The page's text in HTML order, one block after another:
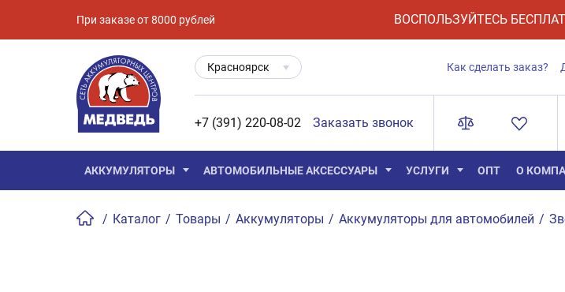
При заказе от 8000 рублей ВОСПОЛЬЗУЙТЕСЬ
Красноярск Как сделать заказ?
+7 (391) 220-08-02 Заказать звонок
АККУМУЛЯТОРЫ АВТОМОБИЛЬНЫЕ АКСЕССУАРЫ УСЛУГИ ОПТ О
/ Каталог / Товары / Аккумуляторы / Аккумуляторы для автомобилей /